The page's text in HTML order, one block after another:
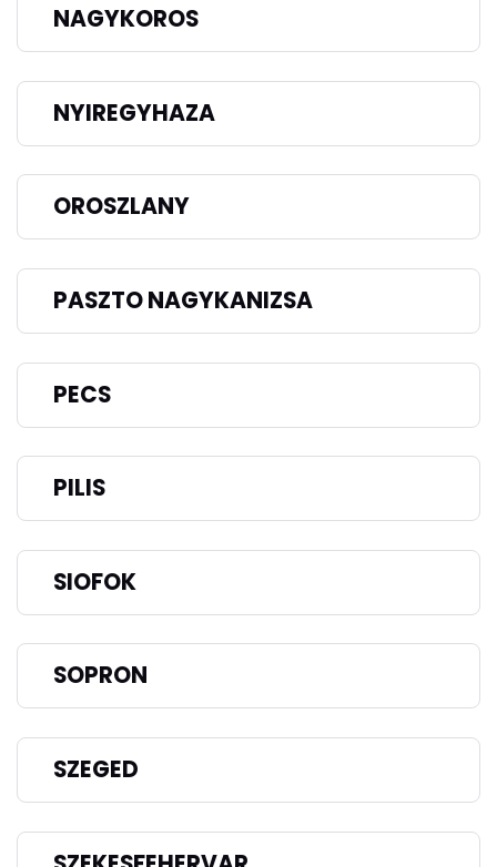
NAGYKOROS
NYIREGYHAZA
OROSZLANY
PASZTO NAGYKANIZSA
PECS
PILIS
SIOFOK
SOPRON
SZEGED